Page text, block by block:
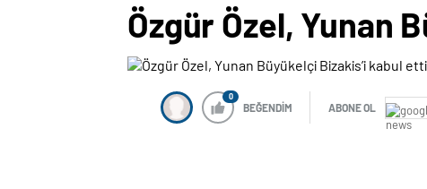
Özgür Özel, Yunan
0
BEĞENDİM ABONE OL